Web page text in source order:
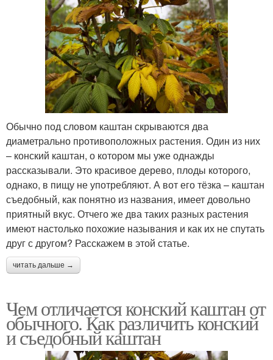
Обычно под словом каштан скрываются два
диаметрально противоположных растения. Один из них
– конский каштан, о котором мы уже однажды
рассказывали. Это красивое дерево, плоды которого,
однако, в пищу не употребляют. А вот его тёзка – каштан
съедобный, как понятно из названия, имеет довольно
приятный вкус. Отчего же два таких разных растения
имеют настолько похожие называния и как их не спутать
друг с другом? Расскажем в этой статье.
читать дальше →
Чем отличается конский каштан от
обычного. Как различить конский
и съедобный каштан